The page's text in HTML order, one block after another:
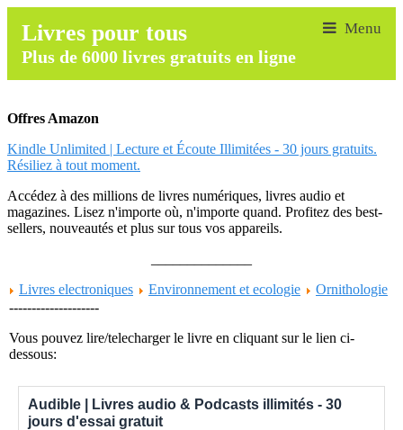
Livres pour tous
Plus de 6000 livres gratuits en ligne
Offres Amazon
Kindle Unlimited | Lecture et Écoute Illimitées - 30 jours gratuits.
Résiliez à tout moment.
Accédez à des millions de livres numériques, livres audio et
magazines. Lisez n'importe où, n'importe quand. Profitez des best-
sellers, nouveautés et plus sur tous vos appareils.
Livres electroniques
Environnement et ecologie
Ornithologie
--------------------
Vous pouvez lire/telecharger le livre en cliquant sur le lien ci-
dessous:
Audible | Livres audio & Podcasts illimités - 30
jours d'essai gratuit